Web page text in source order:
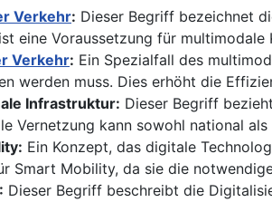
Verkehr: Dieser Begriff bezeichnet
eine Voraussetzung für
Verkehr: Ein Spezialfall des
werden muss. Dies erhöht die
Infrastruktur: Dieser Begriff
Vernetzung kann sowohl national
Ein Konzept, das digitale
Smart Mobility, da sie die
Dieser Begriff beschreibt die